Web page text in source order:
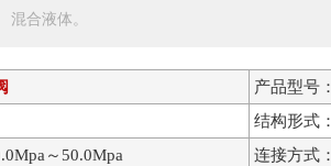
混合液体。
产品型号：
结构形式：
～50.0Mpa 连接方式：